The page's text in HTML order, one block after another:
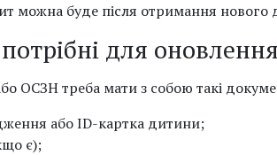
можна буде після отримання нового
для оновлення
ОСЗН треба мати з собою такі
або ID-картка дитини;
є);